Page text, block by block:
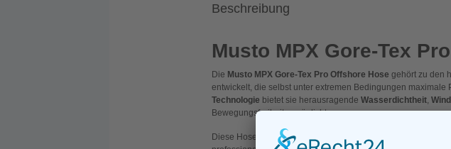
Beschreibung
Musto MPX Gore-Tex
Die Musto MPX Gore-Tex Pro Offshore Hose gehört zu den
entwickelt, die selbst unter extremen Bedingungen
Technologie bietet sie herausragende Wasserdichtheit,
Bewegungsfreiheit ermöglicht.
Diese Hose hält selbst widrigstem Wetter stand – perfekt für